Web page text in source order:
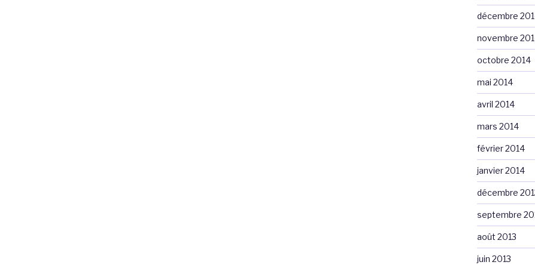
décembre
novembre
octobre 2014
mai 2014
avril 2014
mars 2014
février 2014
janvier 2014
décembre
septembre
août 2013
juin 2013